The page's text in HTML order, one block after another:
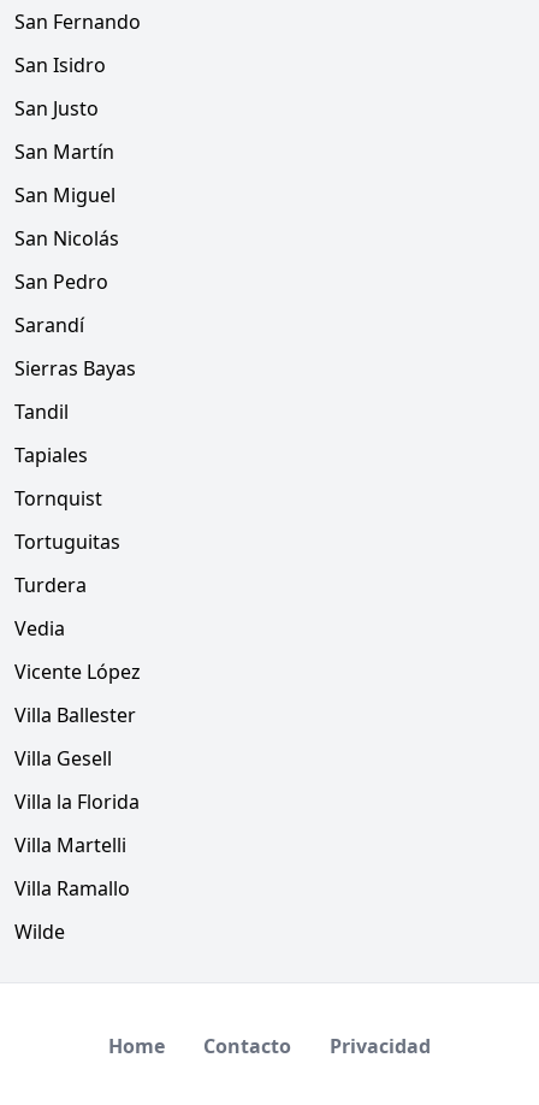
San Fernando
San Isidro
San Justo
San Martín
San Miguel
San Nicolás
San Pedro
Sarandí
Sierras Bayas
Tandil
Tapiales
Tornquist
Tortuguitas
Turdera
Vedia
Vicente López
Villa Ballester
Villa Gesell
Villa la Florida
Villa Martelli
Villa Ramallo
Wilde
Home Contacto Privacidad